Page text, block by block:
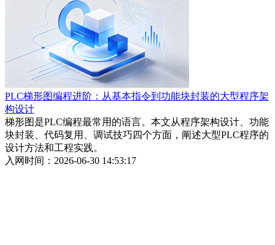
PLC梯形图编程进阶：从基本指令到功能块封装的大型程序架
构设计
梯形图是PLC编程最常用的语言。本文从程序架构设计、功能
块封装、代码复用、调试技巧四个方面，阐述大型PLC程序的
设计方法和工程实践。
入网时间：2026-06-30 14:53:17